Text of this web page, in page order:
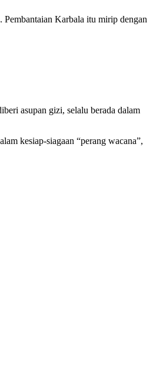
Pembantaian Karbala itu mirip dengan
asupan gizi, selalu berada dalam
kesiap-siagaan “perang wacana”,